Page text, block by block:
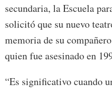
secundaria, la Escuela
solicitó que su nuevo
memoria de su
quien fue asesinado en
“Es significativo cuando